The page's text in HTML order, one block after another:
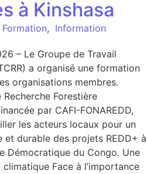
à Kinshasa
Formation, Information
– Le Groupe de Travail
a organisé une formation
organisations membres.
Forestière
par CAFI-FONAREDD,
les acteurs locaux pour un
et durable des projets REDD+ à
Démocratique du Congo. Une
Face à l’importance